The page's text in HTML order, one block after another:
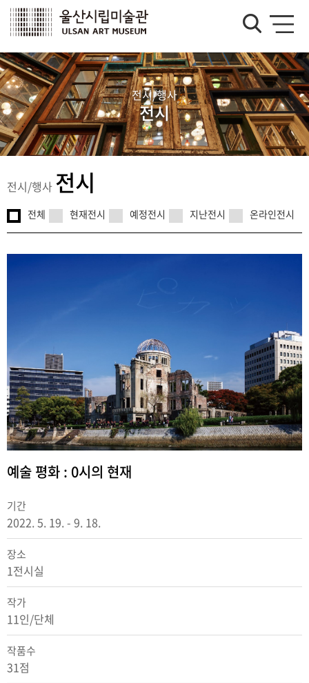
전시/행사
전시
전시/행사 전시
전체 현재전시 예정전시 지난전시 온라인전시
예술 평화 : 0시의 현재
기간
2022. 5. 19. - 9. 18.
장소
1전시실
작가
11인/단체
작품수
31점